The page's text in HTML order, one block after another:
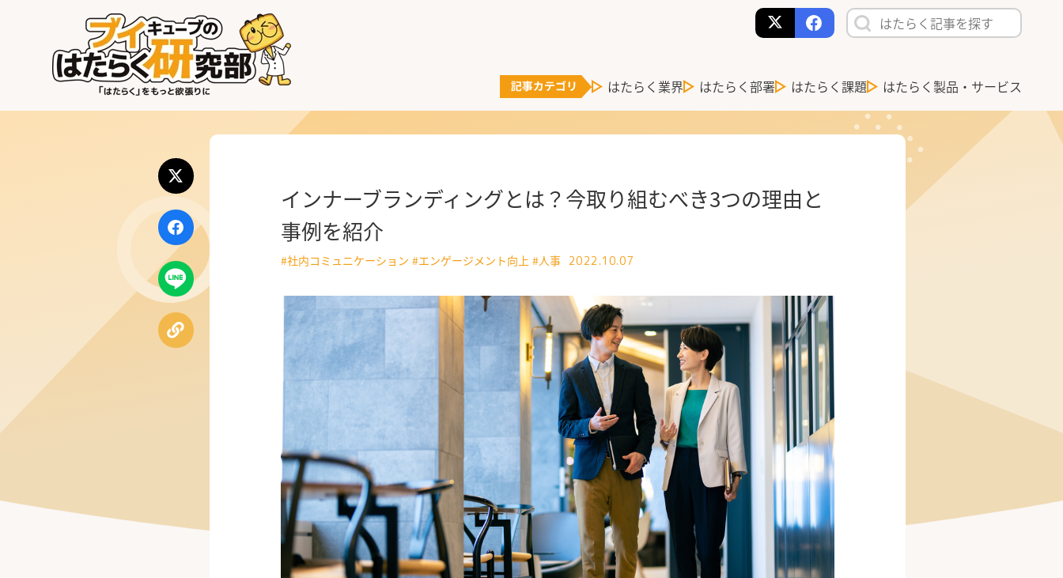
はたらく業界 はたらく部署 はたらく課題 はたらく製品・サービス
はたらく業界
はたらく部署
公式Facebook
インナーブランディングとは？今取り組むべき3つの理由と
事例を紹介
#社内コミュニケーション #エンゲージメント向上 #人事 2022.10.07